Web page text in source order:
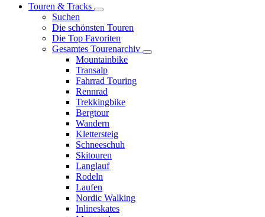
Touren & Tracks
Suchen
Die schönsten Touren
Die Top Favoriten
Gesamtes Tourenarchiv
Mountainbike
Transalp
Fahrrad Touring
Rennrad
Trekkingbike
Bergtour
Wandern
Klettersteig
Schneeschuh
Skitouren
Langlauf
Rodeln
Laufen
Nordic Walking
Inlineskates